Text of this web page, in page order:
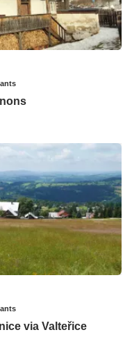
via Valteřice